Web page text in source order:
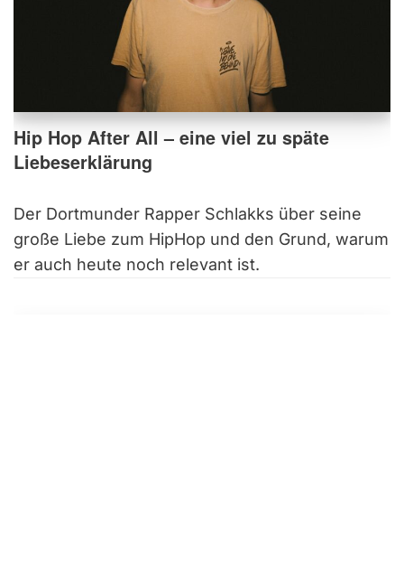
Hip Hop After All – eine viel zu späte
Liebeserklärung
Der Dortmunder Rapper Schlakks über seine
große Liebe zum HipHop und den Grund, warum
er auch heute noch relevant ist.